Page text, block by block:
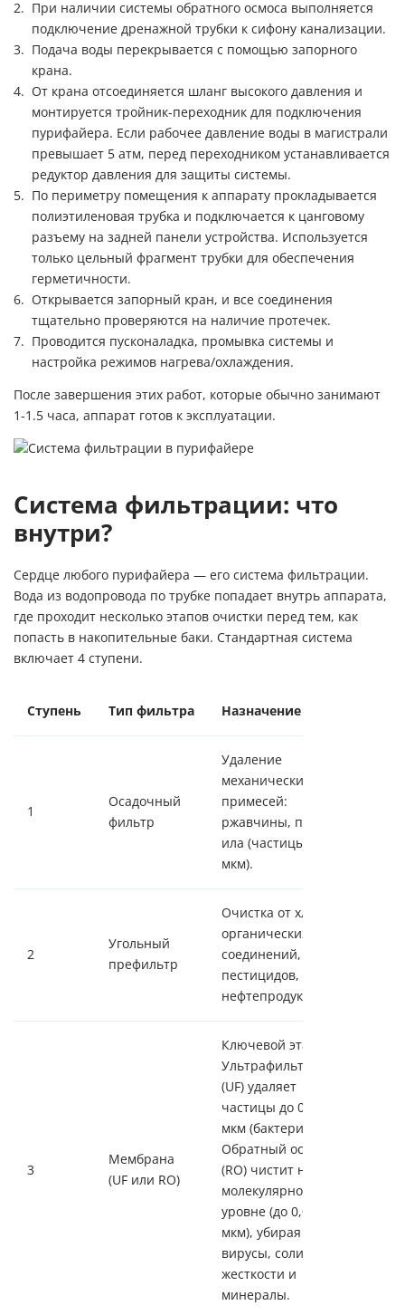
При наличии системы обратного осмоса выполняется
подключение дренажной трубки к сифону канализации.
Подача воды перекрывается с помощью запорного
крана.
От крана отсоединяется шланг высокого давления и
монтируется тройник-переходник для подключения
пурифайера. Если рабочее давление воды в магистрали
превышает 5 атм, перед переходником устанавливается
редуктор давления для защиты системы.
По периметру помещения к аппарату прокладывается
полиэтиленовая трубка и подключается к цанговому
разъему на задней панели устройства. Используется
только цельный фрагмент трубки для обеспечения
герметичности.
Открывается запорный кран, и все соединения
тщательно проверяются на наличие протечек.
Проводится пусконаладка, промывка системы и
настройка режимов нагрева/охлаждения.
После завершения этих работ, которые обычно занимают
1-1.5 часа, аппарат готов к эксплуатации.
Система фильтрации: что
внутри?
Сердце любого пурифайера — его система фильтрации.
Вода из водопровода по трубке попадает внутрь аппарата,
где проходит несколько этапов очистки перед тем, как
попасть в накопительные баки. Стандартная система
включает 4 ступени.
Ступень Тип фильтра Назначение
1
Осадочный
фильтр
Удаление
механических
примесей:
ржавчины, песка,
ила (частицы > 5
мкм).
2
Угольный
префильтр
Очистка от хлора,
органических
соединений,
пестицидов,
нефтепродуктов.
3
Мембрана
(UF или RO)
Ключевой этап.
Ультрафильтрация
(UF) удаляет
частицы до 0,01
мкм (бактерии).
Обратный осмос
(RO) чистит на
молекулярном
уровне (до 0,0001
мкм), убирая
вирусы, соли
жесткости и
минералы.